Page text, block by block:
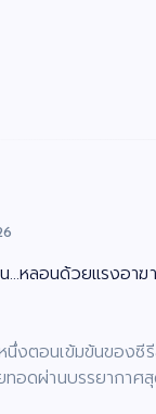
…หลอนด้วยแรงอาฆ
งตอนเข้มข้นของซี
อดผ่านบรรยากาศ